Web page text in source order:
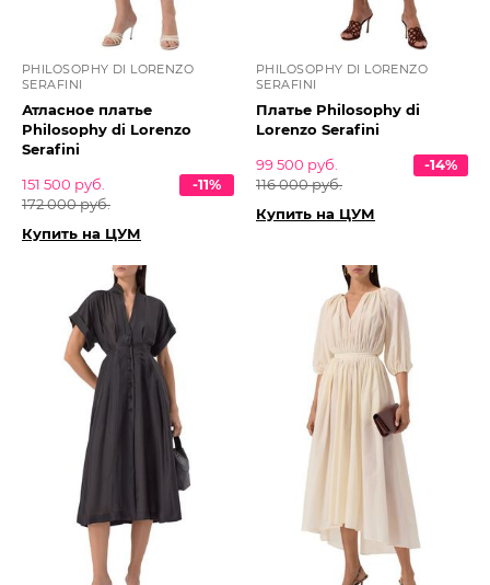
PHILOSOPHY DI LORENZO
SERAFINI
Атласное платье
Philosophy di Lorenzo
Serafini
151 500 руб.
172 000 руб.
-11%
Купить на ЦУМ
PHILOSOPHY DI LORENZO
SERAFINI
Платье Philosophy di
Lorenzo Serafini
99 500 руб.
116 000 руб.
-14%
Купить на ЦУМ